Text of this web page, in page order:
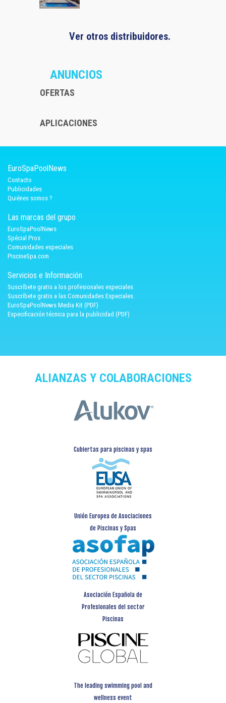
Ver otros distribuidores.
ANUNCIOS
OFERTAS
APLICACIONES
EuroSpaPoolNews
Contacto
Publicidades
Quiénes somos ?
Las marcas del grupo
EuroSpaPoolNews
Spécial Pros
Comunidades especiales
PiscineSpa.com
Servicios e Información
Suscríbete gratis a los profesionales especiales
Suscríbete gratis a las Comunidades Especiales.
EuroSpaPoolNews Media Kit (PDF)
Especificación técnica para la publicidad (PDF)
ALIANZAS Y COLABORACIONES
Cubiertas para piscinas y spas
Unión Europea de Asociaciones
de Piscinas y Spas
Asociación Española de
Profesionales del sector
Piscinas
The leading swimming pool and
wellness event